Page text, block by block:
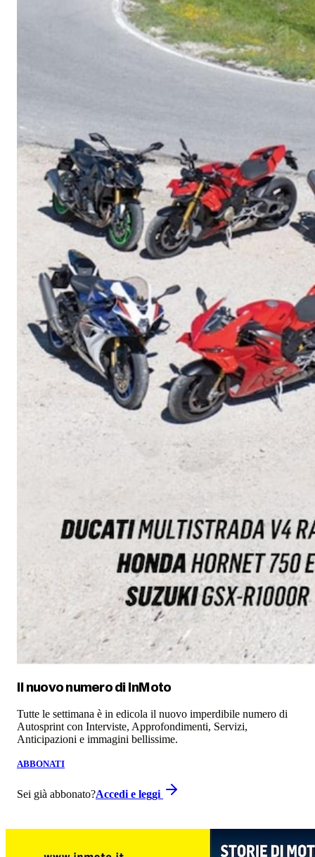
Il nuovo numero di InMoto
Tutte le settimana è in edicola il nuovo imperdibile numero di
Autosprint con Interviste, Approfondimenti, Servizi,
Anticipazioni e immagini bellissime.
ABBONATI
Sei già abbonato?Accedi e leggi